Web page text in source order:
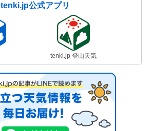
tenki.jp公式アプリ
tenki.jp 登山天気